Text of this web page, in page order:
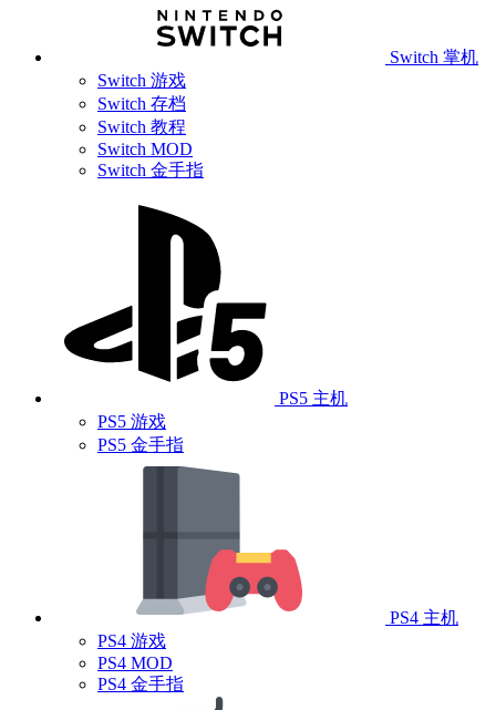
Switch 掌机
Switch 游戏
Switch 存档
Switch 教程
Switch MOD
Switch 金手指
PS5 主机
PS5 游戏
PS5 金手指
PS4 主机
PS4 游戏
PS4 MOD
PS4 金手指